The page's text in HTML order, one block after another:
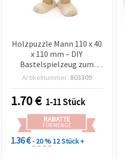
Holzpuzzle Mann 110 x 40
x 110 mm – DIY
Bastelspielzeug zum
Bemalen für Kinder,
Artikelnummer: 803309
1.70€ 1-11 Stück
RABATTE
FÜR MENGE
1.36 €- 20 %12 Stück +